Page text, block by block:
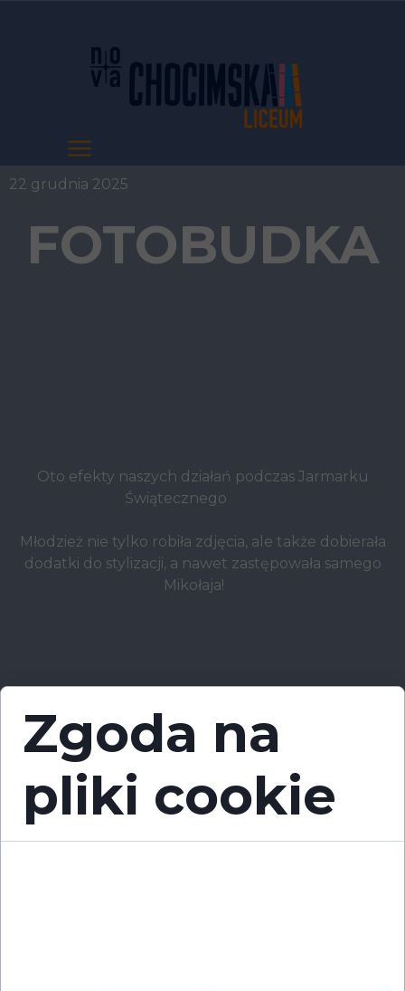
Oto efekty naszych działań podczas Jarmarku
Świątecznego
Młodzież nie tylko robiła zdjęcia, ale także dobierała
dodatki do stylizacji, a nawet zastępowała samego
Mikołaja!
FOTOBUDKA
22 grudnia 2025
Zgoda na
pliki cookie